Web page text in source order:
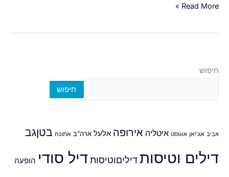
Read More »
חיפוש
חיפוש
אביב אג'יאן אוגוסט איטליה אירופה אלעל ארה"ב אתונה בטןגב
דילים וטיסותדיליםוטיסותדיל סודי הופעה